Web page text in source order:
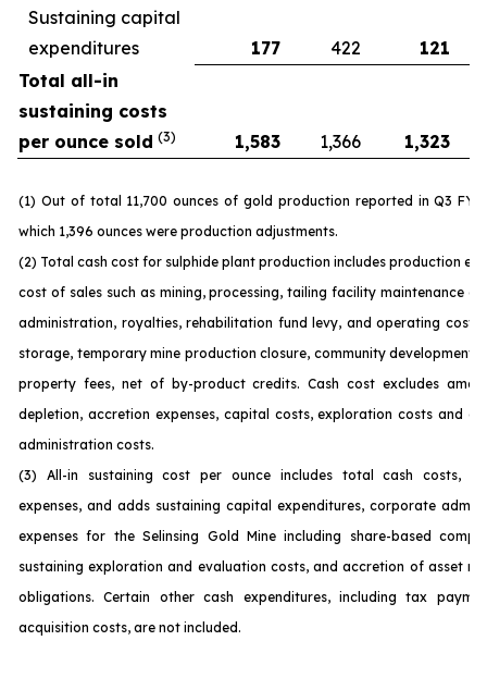
Sustaining capital
expenditures
177 422
121
Total all-in
sustaining costs
per ounce sold (3) 1,583 1,366 1,323
(1) Out of total 11,700 ounces of gold production reported in Q3 FY
which 1,396 ounces were production adjustments.
(2) Total cash cost for sulphide plant production includes production
cost of sales such as mining, processing, tailing facility maintenance
administration, royalties, rehabilitation fund levy, and operating costs
storage, temporary mine production closure, community development
property fees, net of by-product credits. Cash cost excludes
depletion, accretion expenses, capital costs, exploration costs and
administration costs.
(3) All-in sustaining cost per ounce includes total cash costs,
expenses, and adds sustaining capital expenditures, corporate
expenses for the Selinsing Gold Mine including share-based
sustaining exploration and evaluation costs, and accretion of asset
obligations. Certain other cash expenditures, including tax
acquisition costs, are not included.